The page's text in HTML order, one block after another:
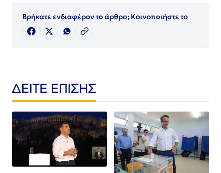
Βρήκατε ενδιαφέρον το άρθρο; Κοινοποιήστε το
ΔΕΙΤΕ ΕΠΙΣΗΣ